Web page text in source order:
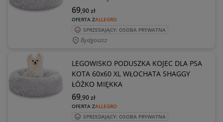
OFERTA ZALLEGRO
69,90zł
SPRZEDAJĄCY: OSOBA PRYWATNA
Bydgoszcz
LEGOWISKO PODUSZKA KOJEC DLA PSA
KOTA 60x60 XL WŁOCHATA SHAGGY
ŁÓŻKO MIĘKKA
OFERTA ZALLEGRO
69,90zł
SPRZEDAJĄCY: OSOBA PRYWATNA